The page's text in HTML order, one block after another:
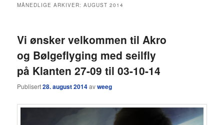
MÅNEDLIGE ARKIVER:AUGUST 2014
Vi ønsker velkommen til Akro
og Bølgeflyging med seilfly
på Klanten 27-09 til 03-10-14
Publisert28. august 2014avweeg